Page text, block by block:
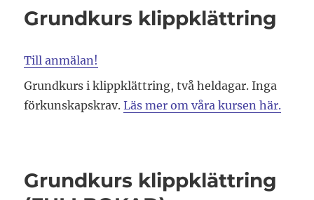
Grundkurs klippklättring
Till anmälan!
Grundkurs i klippklättring, två heldagar. Inga
förkunskapskrav.Läs mer om våra kursen här.
Grundkurs klippklättring